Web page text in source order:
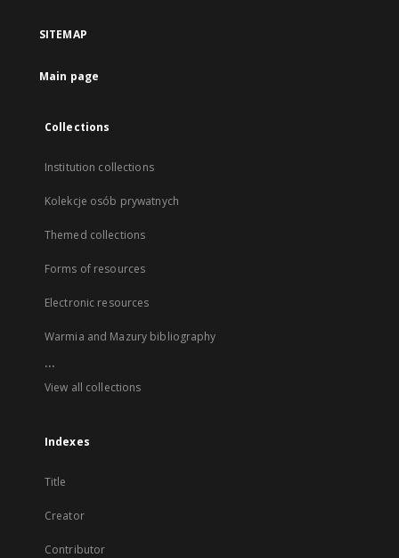
SITEMAP
Main page
Collections
Institution collections
Kolekcje osób prywatnych
Themed collections
Forms of resources
Electronic resources
Warmia and Mazury bibliography
...
View all collections
Indexes
Title
Creator
Contributor